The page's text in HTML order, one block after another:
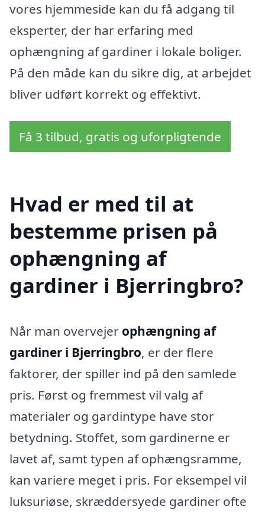
vores hjemmeside kan du få adgang til
eksperter, der har erfaring med
ophængning af gardiner i lokale boliger.
På den måde kan du sikre dig, at arbejdet
bliver udført korrekt og effektivt.
Få 3 tilbud, gratis og uforpligtende
Hvad er med til at
bestemme prisen på
ophængning af
gardiner i Bjerringbro?
Når man overvejer ophængning af
gardiner i Bjerringbro, er der flere
faktorer, der spiller ind på den samlede
pris. Først og fremmest vil valg af
materialer og gardintype have stor
betydning. Stoffet, som gardinerne er
lavet af, samt typen af ophængsramme,
kan variere meget i pris. For eksempel vil
luksuriøse, skræddersyede gardiner ofte